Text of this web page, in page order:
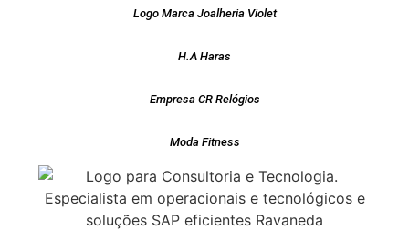
Logo Marca Joalheria Violet
H.A Haras
Empresa CR Relógios
Moda Fitness